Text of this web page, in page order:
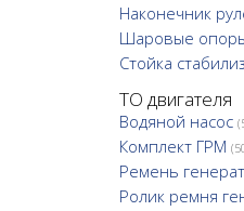
Наконечник
Шаровые
Стойка
ТО двигателя
Водяной насос
Комплект ГРМ
Ремень
Ролик ремня